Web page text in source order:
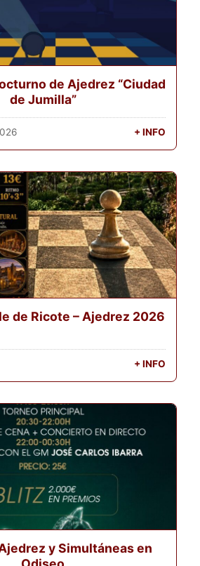
de Ajedrez “Ciudad
de Jumilla”
+ INFO
de Ricote – Ajedrez 2026
+ INFO
y Simultáneas en